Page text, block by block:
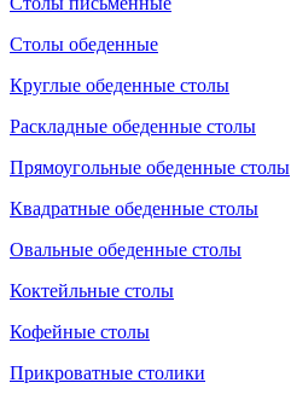
Столы обеденные
Круглые обеденные столы
Раскладные обеденные столы
Прямоугольные обеденные столы
Квадратные обеденные столы
Овальные обеденные столы
Коктейльные столы
Кофейные столы
Прикроватные столики